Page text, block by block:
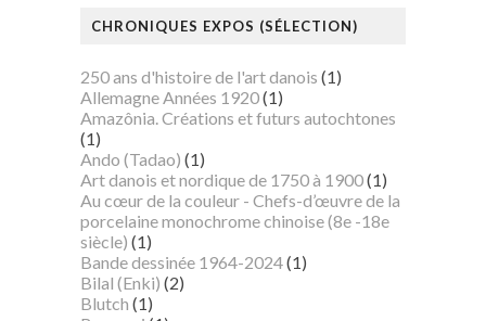
CHRONIQUES EXPOS (SÉLECTION)
250 ans d'histoire de l'art danois (1)
Allemagne Années 1920(1)
Amazônia. Créations et futurs autochtones
(1)
Ando (Tadao) (1)
Art danois et nordique de 1750 à 1900(1)
Au cœur de la couleur - Chefs-d’œuvre de la
porcelaine monochrome chinoise (8e -18e
siècle) (1)
Bande dessinée 1964-2024(1)
Bilal (Enki) (2)
Blutch (1)